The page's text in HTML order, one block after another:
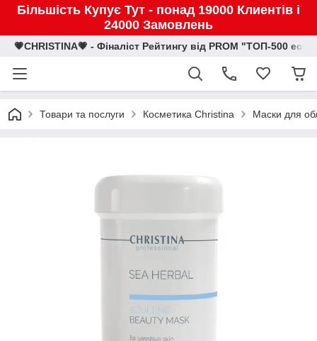
Більшість Купує Тут - понад 19000 Клиентів і
24000 Замовлень
💗CHRISTINA💗 - Фіналіст Рейтингу від PROM "ТОП-500
Товари та послуги Косметика Christina Маски для